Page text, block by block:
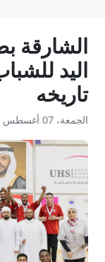
الشارقة
تاريخه
الجمعة، 07 أغسطس 2026